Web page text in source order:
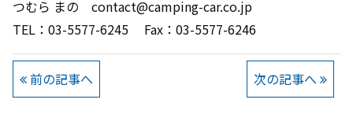
つむら まの contact@camping-car.co.jp
TEL：03-5577-6245 Fax：03-5577-6246
前の記事へ 次の記事へ